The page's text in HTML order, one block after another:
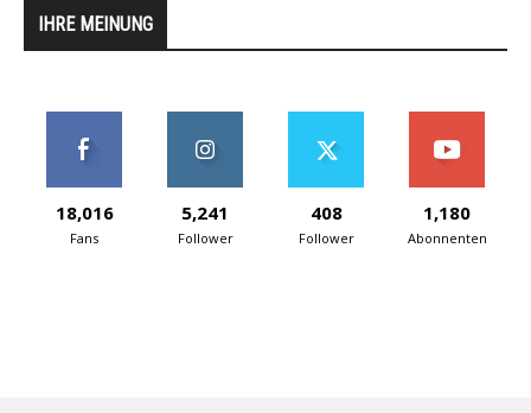
IHRE MEINUNG
18,016
Fans
5,241
Follower
408
Follower
1,180
Abonnenten